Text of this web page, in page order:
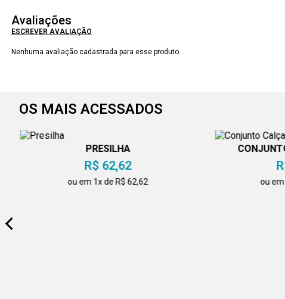
Avaliações
ESCREVER AVALIAÇÃO
Nenhuma avaliação cadastrada para esse produto.
OS MAIS ACESSADOS
PRESILHA
R$ 62,62
ou em 1x de R$ 62,62 ou